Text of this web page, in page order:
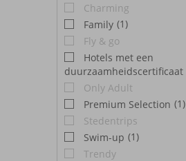
Charming
Family (1)
Fly & go
Hotels met een
duurzaamheidscertificaat
Only Adult
Premium Selection (1)
Stedentrips
Swim-up (1)
Trendy